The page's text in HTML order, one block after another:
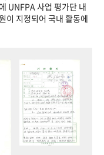
UNFPA 사업 평가단 내
이 지정되어 국내 활동에